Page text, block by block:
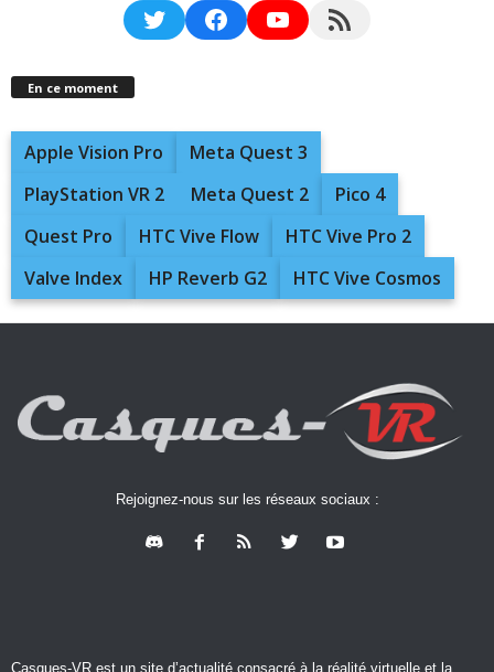
TwitterFacebookYouTubeRSS Feed
En ce moment
Apple Vision Pro
Meta Quest 3
PlayStation VR 2
Meta Quest 2
Pico 4
Quest Pro
HTC Vive Flow
HTC Vive Pro 2
Valve Index
HP Reverb G2 HTC Vive Cosmos
Rejoignez-nous sur les réseaux sociaux :
Casques-VR est un site d’actualité consacré à la réalité virtuelle et la